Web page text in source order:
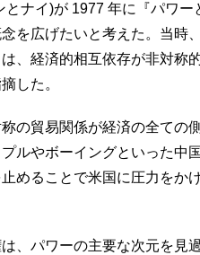
ナイ)が 1977 年に『パワー
を広げたいと考えた。当時
、経済的相互依存が非対称
した。
の貿易関係が経済の全ての
ルやボーイングといった中
めることで米国に圧力をか
、パワーの主要な次元を見